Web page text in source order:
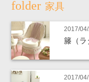
家具
2017/
籐（ラ
2017/